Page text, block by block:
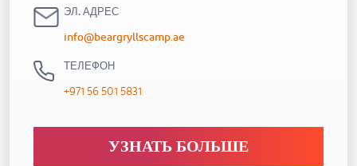
ЭЛ. АДРЕС
info@beargryllscamp.ae
ТЕЛЕФОН
+971 56 501 5831
УЗНАТЬ БОЛЬШЕ